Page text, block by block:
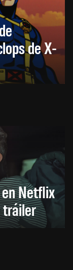
de X-
Netflix
tráiler